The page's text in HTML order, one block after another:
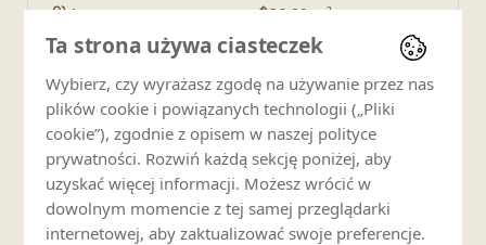
4 os.
36.00 m²
1 pok.
1 łaz.
OD250PLN
Sprawdź ofertę
POLECAMY
Ta strona używa ciasteczek
Wybierz, czy wyrażasz zgodę na używanie przez nas
plików cookie i powiązanych technologii („Pliki
cookie”), zgodnie z opisem w naszej polityce
prywatności. Rozwiń każdą sekcję poniżej, aby
uzyskać więcej informacji. Możesz wrócić w
dowolnym momencie z tej samej przeglądarki
internetowej, aby zaktualizować swoje preferencje.